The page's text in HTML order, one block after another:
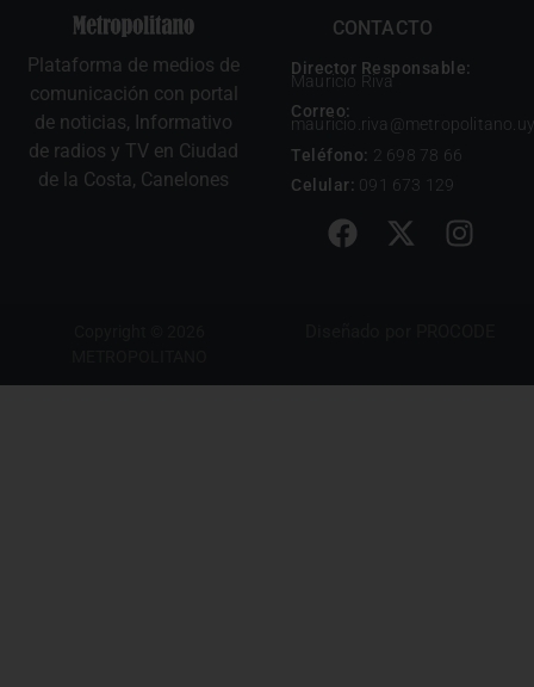
Plataforma de medios de
comunicación con portal
de noticias, Informativo
de radios y TV en Ciudad
de la Costa, Canelones
CONTACTO
Director Responsable:
Mauricio Riva
Correo:
mauricio.riva@metropolitano.uy
Teléfono: 2 698 78 66
Celular: 091 673 129